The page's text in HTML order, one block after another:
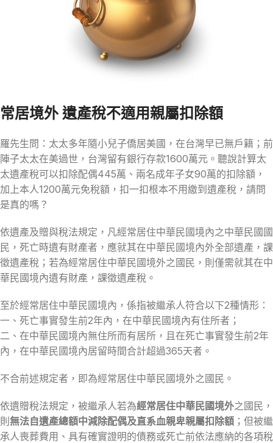
常居境外 遺產稅不適用親屬扣除額
羅先生問：太太多年隨小兒子僑居美國，在台灣早已無戶籍；前
陣子太太在美過世，台灣留有銀行存款1600萬元。聽說計算太
太遺產稅可以扣除配偶445萬、兩名成年子女90萬的扣除額，
加上本人1200萬元免稅額，扣一扣根本不用繳到遺產稅，請問
是真的嗎？
依遺產及贈與稅法規定，凡經常居住中華民國境內之中華民國國
民，死亡時遺有財產者，應就其在中華民國境內外全部遺產，課
徵遺產稅；若為經常居住中華民國境外之國民，則僅需就其在中
華民國境內遺有財產，課徵遺產稅。
至於經常居住中華民國境內，係指被繼承人符合以下2種情形：
一、死亡事實發生前2年內，在中華民國境內有住所者；
二、在中華民國境內無住所而有居所，且在死亡事實發生前2年
內，在中華民國境內居留時間合計超過365天者。
不合前述規定者，即為經常居住中華民國境外之國民。
依遺贈稅法規定，被繼承人若為經常居住中華民國境外之國民，
則無法自遺產總額中減除配偶及直系血親卑親屬扣除額 ；但被繼
承人喪葬費用、具有確實證明的債務或死亡前依法應納的各項稅